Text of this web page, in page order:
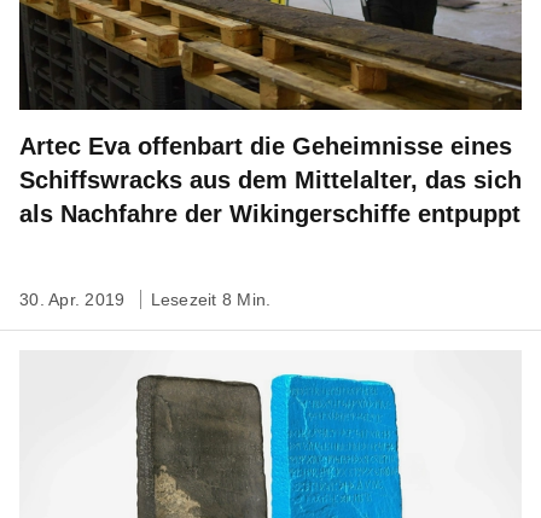
Artec Eva offenbart die Geheimnisse eines
Schiffswracks aus dem Mittelalter, das sich
als Nachfahre der Wikingerschiffe entpuppt
30. Apr. 2019 Lesezeit 8 Min.